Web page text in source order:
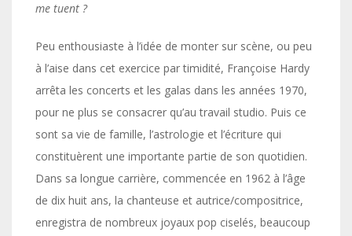
me tuent ?
Peu enthousiaste à l’idée de monter sur scène, ou peu
à l’aise dans cet exercice par timidité, Françoise Hardy
arrêta les concerts et les galas dans les années 1970,
pour ne plus se consacrer qu’au travail studio. Puis ce
sont sa vie de famille, l’astrologie et l’écriture qui
constituèrent une importante partie de son quotidien.
Dans sa longue carrière, commencée en 1962 à l’âge
de dix huit ans, la chanteuse et autrice/compositrice,
enregistra de nombreux joyaux pop ciselés, beaucoup